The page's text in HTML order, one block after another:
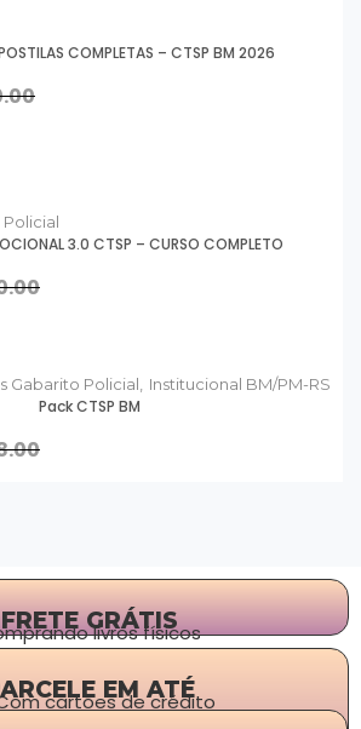
COMPLETAS – CTSP BM 2026
Policial
3.0 CTSP – CURSO COMPLETO
Gabarito Policial, Institucional BM/PM-RS
Pack CTSP BM
FRETE GRÁTIS
livros físicos
EM ATÉ
Com cartões de crédito